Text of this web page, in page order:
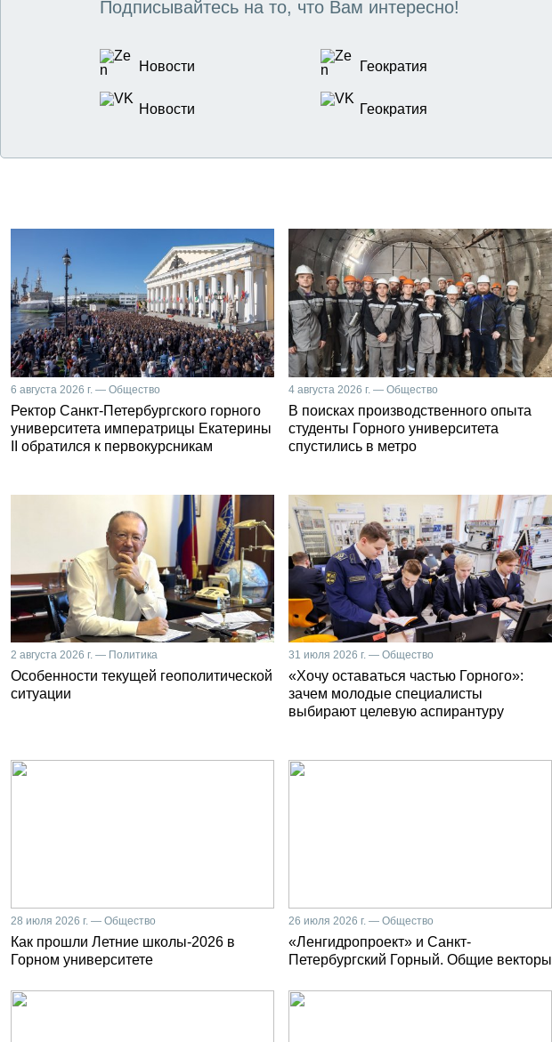
Подписывайтесь на то, что Вам интересно!
Новости Геократия
Новости Геократия
6 августа 2026 г. — Общество
Ректор Санкт-Петербургского горного
университета императрицы Екатерины
II обратился к первокурсникам
4 августа 2026 г. — Общество
В поисках производственного опыта
студенты Горного университета
спустились в метро
2 августа 2026 г. — Политика
Особенности текущей геополитической
ситуации
31 июля 2026 г. — Общество
«Хочу оставаться частью Горного»:
зачем молодые специалисты
выбирают целевую аспирантуру
28 июля 2026 г. — Общество
Как прошли Летние школы-2026 в
Горном университете
26 июля 2026 г. — Общество
«Ленгидропроект» и Санкт-
Петербургский Горный. Общие векторы